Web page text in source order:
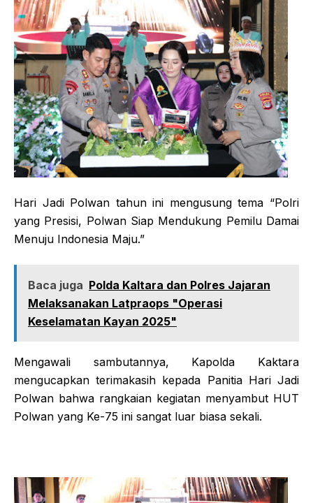
Hari Jadi Polwan tahun ini mengusung tema “Polri
yang Presisi, Polwan Siap Mendukung Pemilu Damai
Menuju Indonesia Maju.”
Baca juga Polda Kaltara dan Polres Jajaran
Melaksanakan Latpraops "Operasi
Keselamatan Kayan 2025"
Mengawali sambutannya, Kapolda Kaktara
mengucapkan terimakasih kepada Panitia Hari Jadi
Polwan bahwa rangkaian kegiatan menyambut HUT
Polwan yang Ke-75 ini sangat luar biasa sekali.